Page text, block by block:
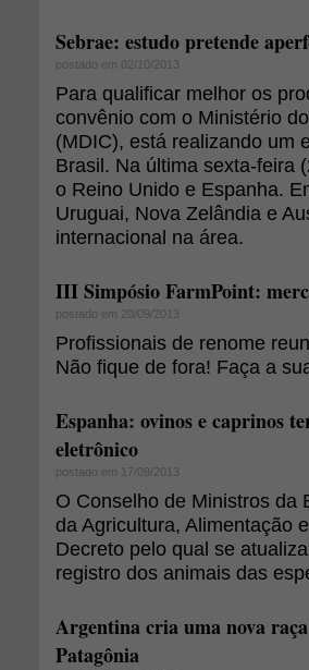
Sebrae: estudo pretende
postado em 02/10/2013
Para qualificar melhor os
convênio com o Ministério
(MDIC), está realizando um
Brasil. Na última sexta-feira
o Reino Unido e Espanha.
Uruguai, Nova Zelândia e
internacional na área.
III Simpósio FarmPoint:
postado em 20/09/2013
Profissionais de renome
Não fique de fora! Faça a
Espanha: ovinos e caprinos
eletrônico
postado em 17/09/2013
O Conselho de Ministros da
da Agricultura, Alimentação
Decreto pelo qual se
registro dos animais das
Argentina cria uma nova
Patagônia